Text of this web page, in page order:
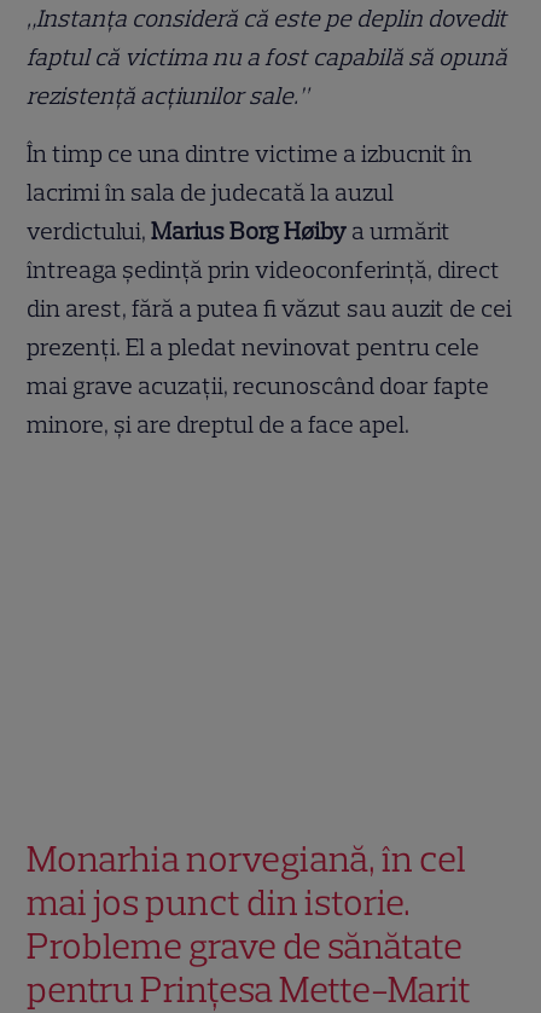
„Instanța consideră că este pe deplin dovedit
faptul că victima nu a fost capabilă să opună
rezistență acțiunilor sale.”
În timp ce una dintre victime a izbucnit în
lacrimi în sala de judecată la auzul
verdictului,Marius Borg Høiby a urmărit
întreaga ședință prin videoconferință, direct
din arest, fără a putea fi văzut sau auzit de cei
prezenți. El a pledat nevinovat pentru cele
mai grave acuzații, recunoscând doar fapte
minore, și are dreptul de a face apel.
Monarhia norvegiană, în cel
mai jos punct din istorie.
Probleme grave de sănătate
pentru Prințesa Mette-Marit